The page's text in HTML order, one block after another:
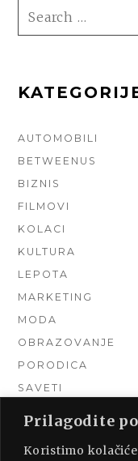
Prilagodite
Koristimo
SEARCH
FOR:
AUTOMOBILI
BETWEENUS
BIZNIS
FILMOVI
KOLACI
KULTURA
LEPOTA
MARKETING
MODA
OBRAZOVANJE
PORODICA
SAVETI
TURIZAM
UNCATEGORIZED